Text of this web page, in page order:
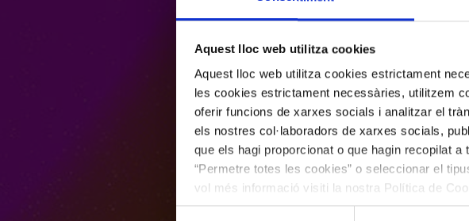
Aquest lloc web utilitza cookies
Aquest lloc web utilitza cookies estrictament
les cookies estrictament necessàries, utilitzem
oferir funcions de xarxes socials i analitzar el
els nostres col·laboradors de xarxes socials,
que els hagi proporcionat o que hagin recopilat
“Permetre totes les cookies” o seleccionar el
vol més informació visiti la nostra Política de
les cookies en qualsevol moment.